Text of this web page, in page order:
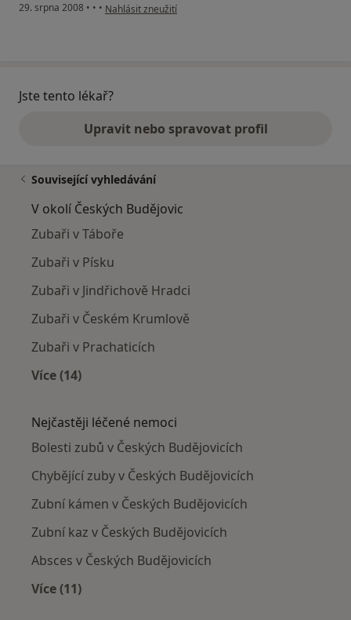
29. srpna 2008 • • • podle názoru uživatele J
Nahlásit zneužití
Jste tento lékař?
Upravit nebo spravovat profil
Související vyhledávání
V okolí Českých Budějovic
Zubaři v Táboře
Zubaři v Písku
Zubaři v Jindřichově Hradci
Zubaři v Českém Krumlově
Zubaři v Prachaticích
Více (14)
Nejčastěji léčené nemoci
Bolesti zubů v Českých Budějovicích
Chybějící zuby v Českých Budějovicích
Zubní kámen v Českých Budějovicích
Zubní kaz v Českých Budějovicích
Absces v Českých Budějovicích
Více (11)